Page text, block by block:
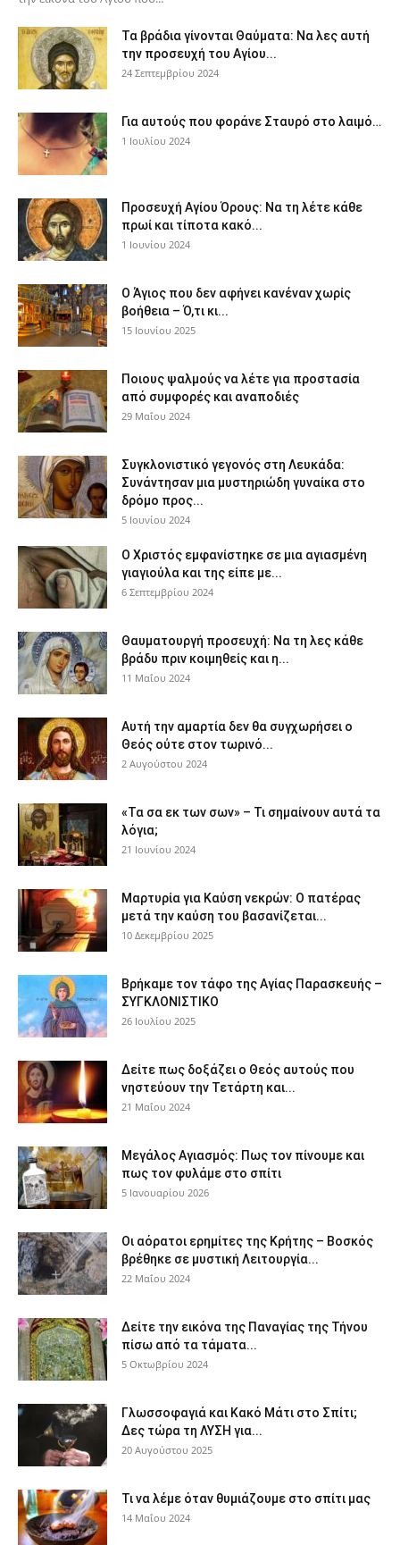
Τα βράδια γίνονται Θαύματα: Να λες αυτή
την προσευχή του Αγίου...
24 Σεπτεμβρίου 2024
Για αυτούς που φοράνε Σταυρό στο λαιμό…
1 Ιουλίου 2024
Προσευχή Αγίου Όρους: Να τη λέτε κάθε
πρωί και τίποτα κακό...
1 Ιουνίου 2024
Ο Άγιος που δεν αφήνει κανέναν χωρίς
βοήθεια – Ό,τι κι...
15 Ιουνίου 2025
Ποιους ψαλμούς να λέτε για προστασία
από συμφορές και αναποδιές
29 Μαΐου 2024
Συγκλονιστικό γεγονός στη Λευκάδα:
Συνάντησαν μια μυστηριώδη γυναίκα στο
δρόμο προς...
5 Ιουνίου 2024
Ο Χριστός εμφανίστηκε σε μια αγιασμένη
γιαγιούλα και της είπε με...
6 Σεπτεμβρίου 2024
Θαυματουργή προσευχή: Να τη λες κάθε
βράδυ πριν κοιμηθείς και η...
11 Μαΐου 2024
Αυτή την αμαρτία δεν θα συγχωρήσει ο
Θεός ούτε στον τωρινό...
2 Αυγούστου 2024
«Τα σα εκ των σων» – Τι σημαίνουν αυτά τα
λόγια;
21 Ιουνίου 2024
Μαρτυρία για Καύση νεκρών: Ο πατέρας
μετά την καύση του βασανίζεται...
10 Δεκεμβρίου 2025
Βρήκαμε τον τάφο της Αγίας Παρασκευής –
ΣΥΓΚΛΟΝΙΣΤΙΚΟ
26 Ιουλίου 2025
Δείτε πως δοξάζει ο Θεός αυτούς που
νηστεύουν την Τετάρτη και...
21 Μαΐου 2024
Μεγάλος Αγιασμός: Πως τον πίνουμε και
πως τον φυλάμε στο σπίτι
5 Ιανουαρίου 2026
Οι αόρατοι ερημίτες της Κρήτης – Βοσκός
βρέθηκε σε μυστική Λειτουργία...
22 Μαΐου 2024
Δείτε την εικόνα της Παναγίας της Τήνου
πίσω από τα τάματα...
5 Οκτωβρίου 2024
Γλωσσοφαγιά και Κακό Μάτι στο Σπίτι;
Δες τώρα τη ΛΥΣΗ για...
20 Αυγούστου 2025
Τι να λέμε όταν θυμιάζουμε στο σπίτι μας
14 Μαΐου 2024